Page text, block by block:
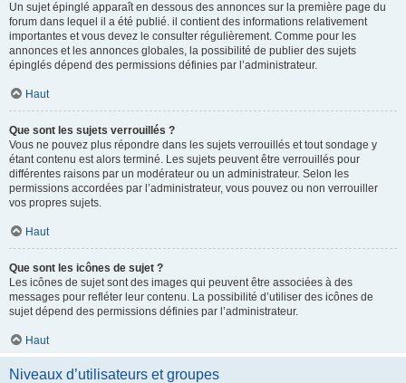
Un sujet épinglé apparaît en dessous des annonces sur la première page du
forum dans lequel il a été publié. il contient des informations relativement
importantes et vous devez le consulter régulièrement. Comme pour les
annonces et les annonces globales, la possibilité de publier des sujets
épinglés dépend des permissions définies par l’administrateur.
Haut
Que sont les sujets verrouillés ?
Vous ne pouvez plus répondre dans les sujets verrouillés et tout sondage y
étant contenu est alors terminé. Les sujets peuvent être verrouillés pour
différentes raisons par un modérateur ou un administrateur. Selon les
permissions accordées par l’administrateur, vous pouvez ou non verrouiller
vos propres sujets.
Haut
Que sont les icônes de sujet ?
Les icônes de sujet sont des images qui peuvent être associées à des
messages pour refléter leur contenu. La possibilité d’utiliser des icônes de
sujet dépend des permissions définies par l’administrateur.
Haut
Niveaux d’utilisateurs et groupes